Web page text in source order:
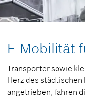
E-Mobilität
Transporter sowie
Herz des
angetrieben, fahren